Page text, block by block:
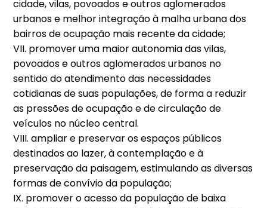
cidade, vilas, povoados e outros aglomerados
urbanos e melhor integração à malha urbana dos
bairros de ocupação mais recente da cidade;
VII. promover uma maior autonomia das vilas,
povoados e outros aglomerados urbanos no
sentido do atendimento das necessidades
cotidianas de suas populações, de forma a reduzir
as pressões de ocupação e de circulação de
veículos no núcleo central.
VIII. ampliar e preservar os espaços públicos
destinados ao lazer, à contemplação e à
preservação da paisagem, estimulando as diversas
formas de convívio da população;
IX. promover o acesso da população de baixa